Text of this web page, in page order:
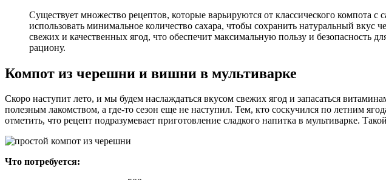
Существует множество рецептов, которые варьируются от классического компота
использовать минимальное количество сахара, чтобы сохранить натуральный
свежих и качественных ягод, что обеспечит максимальную пользу и
рациону.
Компот из черешни и вишни в мультиварке
Скоро наступит лето, и мы будем наслаждаться вкусом свежих ягод и запасаться
полезным лакомством, а где-то сезон еще не наступил. Тем, кто соскучился по летним
отметить, что рецепт подразумевает приготовление сладкого напитка в мультиварке.
Что потребуется: